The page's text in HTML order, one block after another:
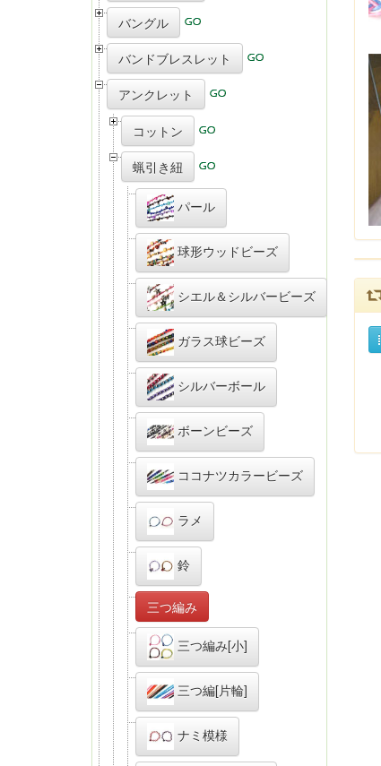
バングル
バンドブレスレット
アンクレット
コットン
蝋引き紐
パール
球形ウッドビーズ
シエル＆シルバービーズ
ガラス球ビーズ
シルバーボール
ボーンビーズ
ココナツカラービーズ
ラメ
鈴
三つ編み
三つ編み[小]
三つ編[片輪]
ナミ模様